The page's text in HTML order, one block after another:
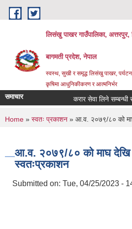
Skip to main content
लिसंखु पाखर गाउँपालिका, अत्तरपुर,
बागमती प्रदेश, नेपाल
स्वस्थ, सुखी र समृद्ध लिसंखु पाखर,
कृषिमा आधुनिकीकरण र आत्मनिर्भर
समाचार करार सेवा लिने सम्बन्धी
You are here
Home » स्वतः प्रकाशन » आ.व. २०७९/८० को
आ.व. २०७९/८० को माघ देखि
स्वतःप्रकाशन
Submitted on: Tue, 04/25/2023 -